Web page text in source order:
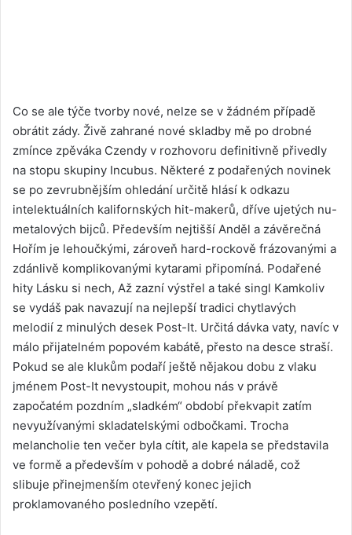
Co se ale týče tvorby nové, nelze se v žádném případě
obrátit zády. Živě zahrané nové skladby mě po drobné
zmínce zpěváka Czendy v rozhovoru definitivně přivedly
na stopu skupiny Incubus. Některé z podařených novinek
se po zevrubnějším ohledání určitě hlásí k odkazu
intelektuálních kalifornských hit-makerů, dříve ujetých nu-
metalových bijců. Především nejtišší Anděl a závěrečná
Hořím je lehoučkými, zároveň hard-rockově frázovanými a
zdánlivě komplikovanými kytarami připomíná. Podařené
hity Lásku si nech, Až zazní výstřel a také singl Kamkoliv
se vydáš pak navazují na nejlepší tradici chytlavých
melodií z minulých desek Post-It. Určitá dávka vaty, navíc v
málo přijatelném popovém kabátě, přesto na desce straší.
Pokud se ale klukům podaří ještě nějakou dobu z vlaku
jménem Post-It nevystoupit, mohou nás v právě
započatém pozdním „sladkém“ období překvapit zatím
nevyužívanými skladatelskými odbočkami. Trocha
melancholie ten večer byla cítit, ale kapela se představila
ve formě a především v pohodě a dobré náladě, což
slibuje přinejmenším otevřený konec jejich
proklamovaného posledního vzepětí.